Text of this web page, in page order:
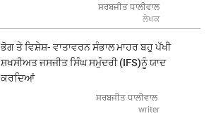
ਸਰਬਜੀਤ ਧਾਲੀਵਾਲ
ਲੇਖਕ
ਭੋਗ ਤੇ ਵਿਸ਼ੇਸ਼- ਵਾਤਾਵਰਨ ਸੰਭਾਲ ਮਾਹਰ ਬਹੁ ਪੱਖੀ
ਸ਼ਖਸੀਅਤ ਜਸਜੀਤ ਸਿੰਘ ਸਮੁੰਦਰੀ (IFS)ਨੂੰ ਯਾਦ
ਕਰਦਿਆਂ
ਸਰਬਜੀਤ ਧਾਲੀਵਾਲ
writer